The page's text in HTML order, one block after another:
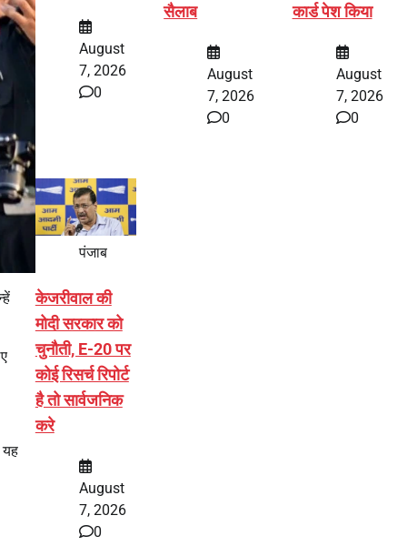
यह
August
7, 2026
0
सैलाब
August
7, 2026
0
कार्ड पेश किया
August
7, 2026
0
पंजाब
केजरीवाल की
मोदी सरकार को
चुनौती, E-20 पर
कोई रिसर्च रिपोर्ट
है तो सार्वजनिक
करे
August
7, 2026
0